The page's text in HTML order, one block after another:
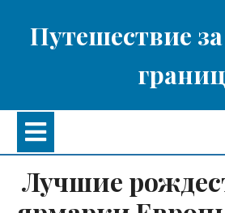
содержимому
Путешествие
границ
Открыть
Лучшие